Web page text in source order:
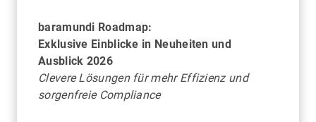
baramundi Roadmap:
Exklusive Einblicke in Neuheiten und
Ausblick 2026
Clevere Lösungen für mehr Effizienz und
sorgenfreie Compliance
Kunst der Schokolade erleben – inklusive
handgefertigter Köstlichkeiten